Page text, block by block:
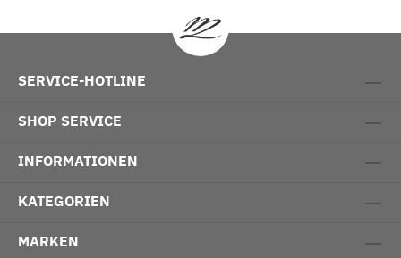
SERVICE-HOTLINE
SHOP SERVICE
INFORMATIONEN
KATEGORIEN
MARKEN